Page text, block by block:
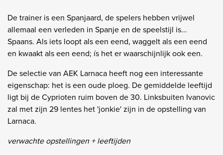
De trainer is een Spanjaard, de spelers hebben vrijwel
allemaal een verleden in Spanje en de speelstijl is...
Spaans. Als iets loopt als een eend, waggelt als een eend
en kwaakt als een eend; ís het er waarschijnlijk ook een.
De selectie van AEK Larnaca heeft nog een interessante
eigenschap: het is een oude ploeg. De gemiddelde leeftijd
ligt bij de Cyprioten ruim boven de 30. Linksbuiten Ivanovic
zal met zijn 29 lentes het 'jonkie' zijn in de opstelling van
Larnaca.
verwachte opstellingen + leeftijden